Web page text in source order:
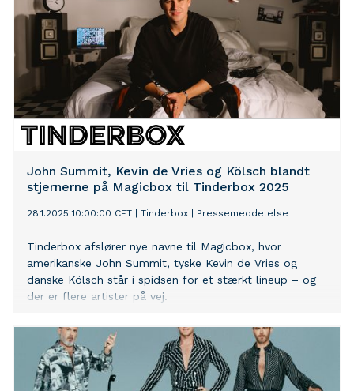
John Summit, Kevin de Vries og Kölsch blandt
stjernerne på Magicbox til Tinderbox 2025
28.1.2025 10:00:00 CET Tinderbox Pressemeddelelse
Tinderbox afslører nye navne til Magicbox, hvor
amerikanske John Summit, tyske Kevin de Vries og
danske Kölsch står i spidsen for et stærkt lineup – og
der er flere artister på vej.